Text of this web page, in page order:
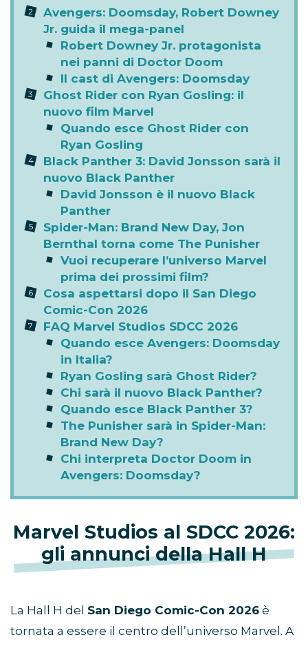
Avengers: Doomsday, Robert Downey
Jr. guida il mega-panel
Robert Downey Jr. protagonista
nei panni di Doctor Doom
Il cast di Avengers: Doomsday
Ghost Rider con Ryan Gosling: il
nuovo film Marvel
Quando esce Ghost Rider con
Ryan Gosling
Black Panther 3: David Jonsson sarà il
nuovo Black Panther
David Jonsson è il nuovo Black
Panther
Spider-Man: Brand New Day, Jon
Bernthal torna come The Punisher
Vuoi recuperare l’universo Marvel
prima dei prossimi film?
Cosa aspettarsi dopo il San Diego
Comic-Con 2026
FAQ Marvel Studios SDCC 2026
Quando esce Avengers: Doomsday
in Italia?
Ryan Gosling sarà Ghost Rider?
Chi sarà il nuovo Black Panther?
Quando esce Black Panther 3?
The Punisher sarà in Spider-Man:
Brand New Day?
Chi interpreta Doctor Doom in
Avengers: Doomsday?
Marvel Studios al SDCC 2026:
gli annunci della Hall H
La Hall H del San Diego Comic-Con 2026 è
tornata a essere il centro dell’universo Marvel. A